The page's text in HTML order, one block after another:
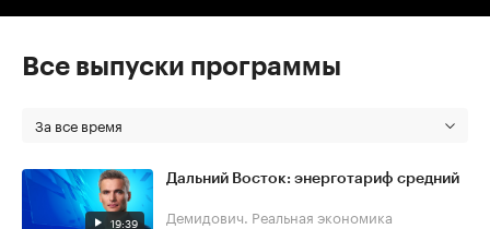
Все выпуски программы
За все время
19:39
Дальний Восток: энерготариф средний
Демидович. Реальная экономика